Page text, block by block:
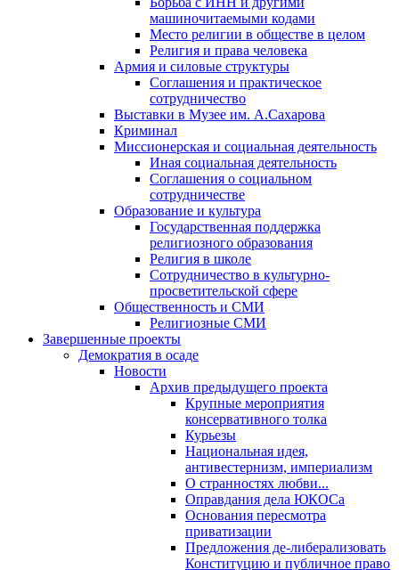
машиночитаемыми кодами
Место религии в обществе в целом
Религия и права человека
Армия и силовые структуры
Соглашения и практическое
сотрудничество
Выставки в Музее им. А.Сахарова
Криминал
Миссионерская и социальная деятельность
Иная социальная деятельность
Соглашения о социальном
сотрудничестве
Образование и культура
Государственная поддержка
религиозного образования
Религия в школе
Сотрудничество в культурно-
просветительской сфере
Общественность и СМИ
Религиозные СМИ
Завершенные проекты
Демократия в осаде
Новости
Архив предыдущего проекта
Крупные мероприятия
консервативного толка
Курьезы
Национальная идея,
антивестернизм, империализм
О странностях любви...
Оправдания дела ЮКОСа
Основания пересмотра
приватизации
Предложения де-либерализовать
Конституцию и публичное право